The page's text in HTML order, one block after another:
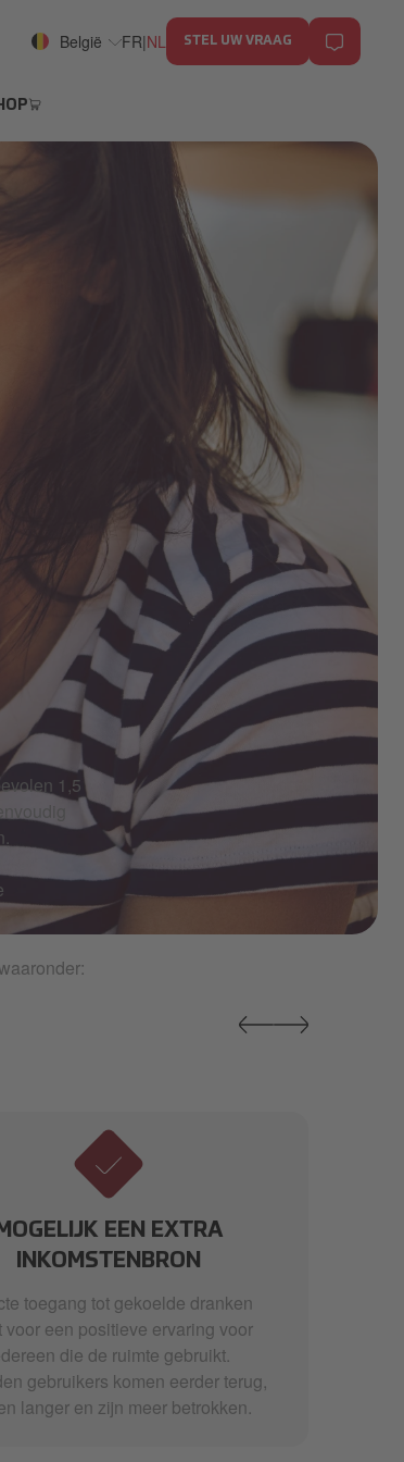
België FR|NL STEL UW VRAAG
1,5
EEN EXTRA
INKOMSTENBRON
toegang tot gekoelde dranken
voor een positieve ervaring voor
die de ruimte gebruikt.
gebruikers komen eerder terug,
langer en zijn meer betrokken.